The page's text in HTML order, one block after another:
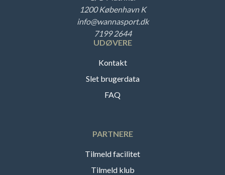
1200 København K
info@wannasport.dk
7199 2644
UDØVERE
Kontakt
Slet brugerdata
FAQ
PARTNERE
Tilmeld facilitet
Tilmeld klub